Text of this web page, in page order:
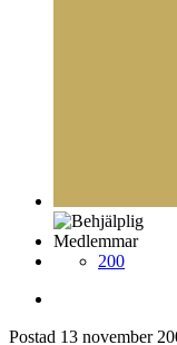
Medlemmar
200
Postad 13 november